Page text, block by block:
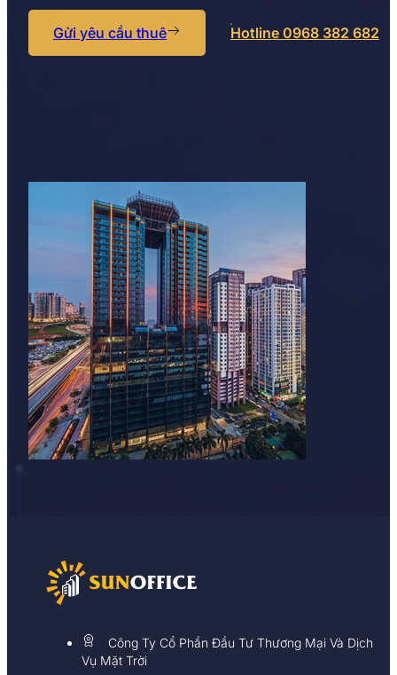
Gửi yêu cầu thuê Hotline 0968 382 682
Công Ty Cổ Phần Đầu Tư Thương Mại Và Dịch
Vụ Mặt Trời